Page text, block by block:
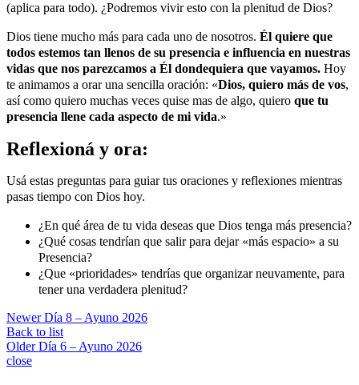
(aplica para todo). ¿Podremos vivir esto con la plenitud de Dios?
Dios tiene mucho más para cada uno de nosotros. Él quiere que
todos estemos tan llenos de su presencia e influencia en nuestras
vidas que nos parezcamos a Él dondequiera que vayamos. Hoy
te animamos a orar una sencilla oración: «Dios, quiero más de vos,
así como quiero muchas veces quise mas de algo, quiero que tu
presencia llene cada aspecto de mi vida.»
Reflexioná y ora:
Usá estas preguntas para guiar tus oraciones y reflexiones mientras
pasas tiempo con Dios hoy.
¿En qué área de tu vida deseas que Dios tenga más presencia?
¿Qué cosas tendrían que salir para dejar «más espacio» a su
Presencia?
¿Que «prioridades» tendrías que organizar neuvamente, para
tener una verdadera plenitud?
Newer Día 8 – Ayuno 2026
Back to list
Older Día 6 – Ayuno 2026
close